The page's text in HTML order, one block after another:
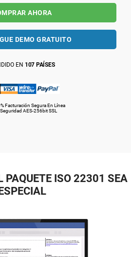
AHORA
DEMO GRATUITO
EN 107 PAÍSES
Facturación Segura En Línea
Seguridad AES-256bit SSL
PAQUETE ISO 22301 SEA